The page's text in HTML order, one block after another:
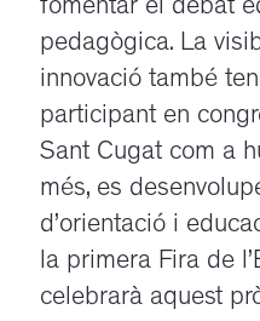
fomentar el debat
pedagògica. La
innovació també
participant en
Sant Cugat com a
més, es
d’orientació i
la primera Fira de
celebrarà aquest